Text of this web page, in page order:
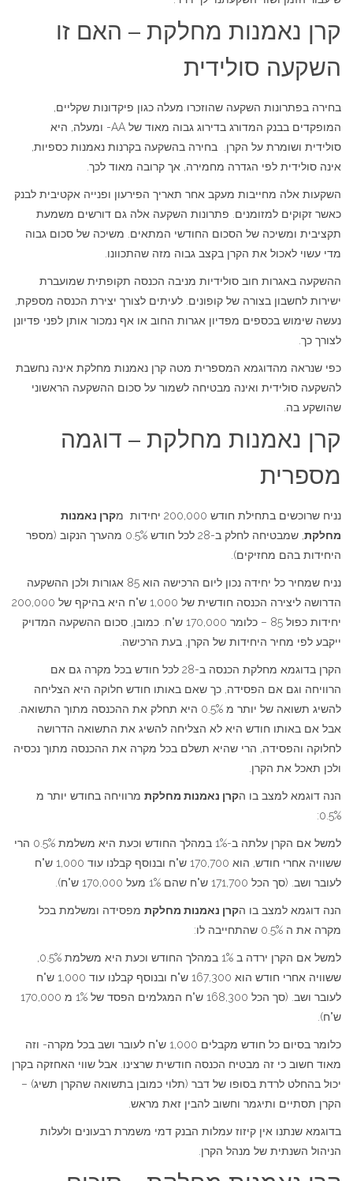
קרן נאמנות מחלקת – האם זו
השקעה סולידית
בחירה בפתרונות השקעה שהוזכרו מעלה כגון פיקדונות שקליים,
המופקדים בבנק המדורג בדירוג גבוה מאוד של AA- ומעלה, היא
סולידית ושומרת על הקרן. בחירה בהשקעה בקרנות נאמנות כספיות,
אינה סולידית לפי הגדרה מחמירה, אך קרובה מאוד לכך.
השקעות אלה מחייבות מעקב אחר תאריך הפירעון ופנייה אקטיבית לבנק
כאשר זקוקים למזומנים. פתרונות השקעה אלה גם דורשים משמעת
תקציבית ומשיכה של הסכום החודשי המתאים. משיכה של סכום גבוה
מדי עשוי לאכול את הקרן בקצב גבוה מזה שהתכוונו.
ההשקעה באגרות חוב סולידיות מניבה הכנסה תקופתית שמועברת
ישירות לחשבון בצורה של קופונים. לעיתים לצורך יצירת הכנסה מספקת,
נעשה שימוש בכספים מפדיון אגרות החוב או אף נמכור אותן לפני פדיונן
לצורך כך.
כפי שנראה מהדוגמא המספרית מטה קרן נאמנות מחלקת אינה נחשבת
להשקעה סולידית ואינה מבטיחה לשמור על סכום ההשקעה הראשוני
שהושקע בה.
קרן נאמנות מחלקת – דוגמה
מספרית
נניח שרוכשים בתחילת חודש 200,000 יחידות מ
קרן נאמנות
מחלקת
, שמבטיחה לחלק ב-28 לכל חודש 0.5% מהערך הנקוב (מספר
היחידות בהם מחזיקים).
נניח שמחיר כל יחידה נכון ליום הרכישה הוא 85 אגורות ולכן ההשקעה
הדרושה ליצירה הכנסה חודשית של 1,000 ש"ח היא בהיקף של 200,000
יחידות כפול 85 – כלומר 170,000 ש"ח. כמובן, סכום ההשקעה המדויק
ייקבע לפי מחיר היחידות של הקרן, בעת הרכישה.
הקרן בדוגמא מחלקת הכנסה ב-28 לכל חודש בכל מקרה גם אם
הרוויחה וגם אם הפסידה, כך שאם באותו חודש חלוקה היא הצליחה
להשיג תשואה של יותר מ 0.5% היא תחלק את ההכנסה מתוך התשואה.
אבל אם באותו חודש היא לא הצליחה להשיג את התשואה הדרושה
לחלוקה והפסידה, הרי שהיא תשלם בכל מקרה את ההכנסה מתוך נכסיה
ולכן תאכל את הקרן.
הנה דוגמא למצב בו הקרן נאמנות מחלקת מרוויחה בחודש יותר מ
0.5%:
למשל אם הקרן עלתה ב-1% במהלך החודש וכעת היא משלמת 0.5% הרי
ששוויה אחרי חודש, הוא 170,700 ש"ח ובנוסף קבלנו עוד 1,000 ש"ח
לעובר ושב. (סך הכל 171,700 ש"ח שהם 1% מעל 170,000 ש"ח).
הנה דוגמא למצב בו הקרן נאמנות מחלקת מפסידה ומשלמת בכל
מקרה את ה 0.5% שהתחייבה לו:
ששוויה אחרי חודש הוא 167,300 ש"ח ובנוסף קבלנו עוד 1,000 ש"ח
לעובר ושב. (סך הכל 168,300 ש"ח המגלמים הפסד של 1% מ 170,000
ש"ח).
כלומר בסיום כל חודש מקבלים 1,000 ש"ח לעובר ושב בכל מקרה- וזה
מאוד חשוב כי זה מבטיח הכנסה חודשית שרצינו. אבל שווי האחזקה בקרן
יכול בהחלט לרדת בסופו של דבר (תלוי כמובן בתשואה שהקרן תשיג) –
הקרן תסתיים ותיגמר וחשוב להבין זאת מראש.
בדוגמא שנתנו אין קיזוז עמלות הבנק דמי משמרת רבעונים ולעלות
הניהול השנתית של מנהל הקרן.